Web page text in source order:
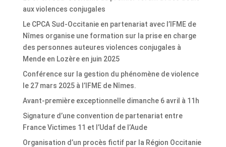
aux violences conjugales
Le CPCA Sud-Occitanie en partenariat avec l’IFME de
Nîmes organise une formation sur la prise en charge
des personnes auteures violences conjugales à
Mende en Lozère en juin 2025
Conférence sur la gestion du phénomène de violence
le 27 mars 2025 à l’IFME de Nîmes.
Avant-première exceptionnelle dimanche 6 avril à 11h
Signature d’une convention de partenariat entre
France Victimes 11 et l’Udaf de l’Aude
Organisation d’un procès fictif par la Région Occitanie